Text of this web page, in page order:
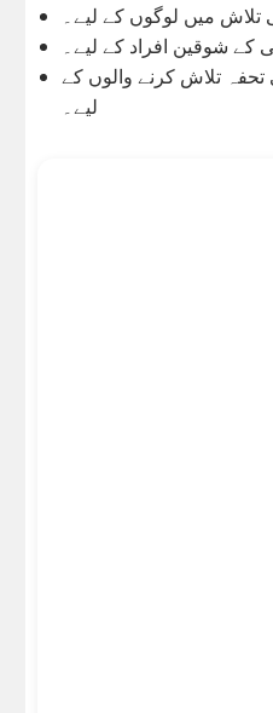
تلاش میں لوگوں کے لیے۔
شوقین افراد کے لیے۔
تحفہ تلاش کرنے والوں کے
لیے۔